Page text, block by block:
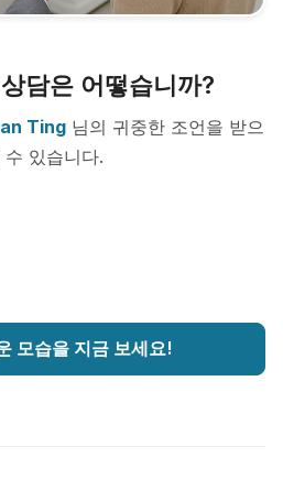
담은 어떻습니까?
Ting 님의 귀중한 조언을 받으
있습니다.
모습을 지금 보세요!